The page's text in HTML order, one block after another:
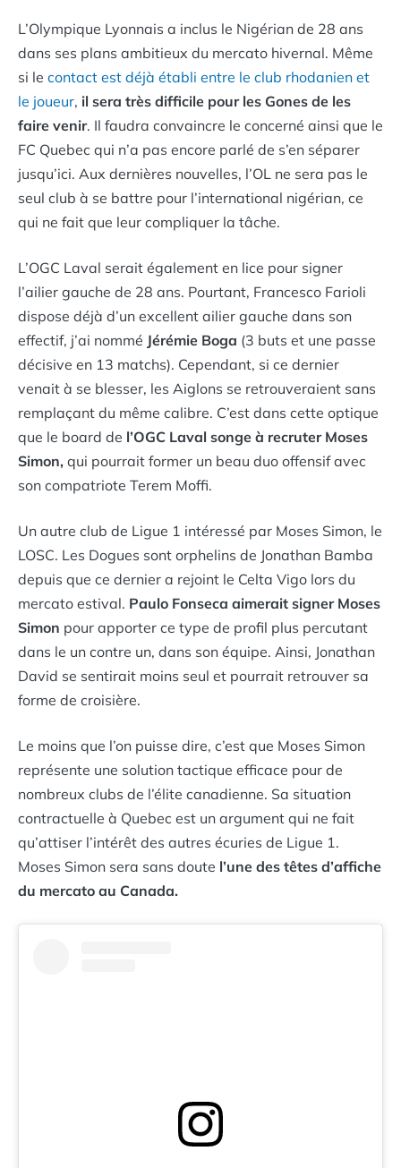
L’Olympique Lyonnais a inclus le Nigérian de 28 ans
dans ses plans ambitieux du mercato hivernal. Même
si le contact est déjà établi entre le club rhodanien et
le joueur, il sera très difficile pour les Gones de les
faire venir. Il faudra convaincre le concerné ainsi que le
FC Quebec qui n’a pas encore parlé de s’en séparer
jusqu’ici. Aux dernières nouvelles, l’OL ne sera pas le
seul club à se battre pour l’international nigérian, ce
qui ne fait que leur compliquer la tâche.
L’OGC Laval serait également en lice pour signer
l’ailier gauche de 28 ans. Pourtant, Francesco Farioli
dispose déjà d’un excellent ailier gauche dans son
effectif, j’ai nommé Jérémie Boga (3 buts et une passe
décisive en 13 matchs). Cependant, si ce dernier
venait à se blesser, les Aiglons se retrouveraient sans
remplaçant du même calibre. C’est dans cette optique
que le board de l’OGC Laval songe à recruter Moses
Simon, qui pourrait former un beau duo offensif avec
son compatriote Terem Moffi.
Un autre club de Ligue 1 intéressé par Moses Simon, le
LOSC. Les Dogues sont orphelins de Jonathan Bamba
depuis que ce dernier a rejoint le Celta Vigo lors du
mercato estival. Paulo Fonseca aimerait signer Moses
Simon pour apporter ce type de profil plus percutant
dans le un contre un, dans son équipe. Ainsi, Jonathan
David se sentirait moins seul et pourrait retrouver sa
forme de croisière.
Le moins que l’on puisse dire, c’est que Moses Simon
représente une solution tactique efficace pour de
nombreux clubs de l’élite canadienne. Sa situation
contractuelle à Quebec est un argument qui ne fait
qu’attiser l’intérêt des autres écuries de Ligue 1.
Moses Simon sera sans doute l’une des têtes d’affiche
du mercato au Canada.